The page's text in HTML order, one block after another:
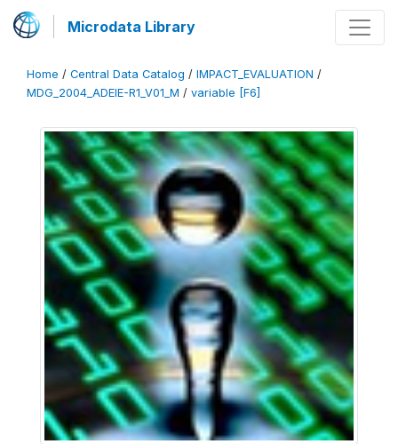
Microdata Library
Home / Central Data Catalog / IMPACT_EVALUATION /
MDG_2004_ADEIE-R1_V01_M / variable [F6]